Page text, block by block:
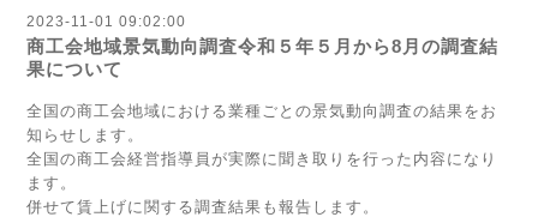
2023-11-01 09:02:00
商工会地域景気動向調査令和５年５月から8月の調査結
果について
全国の商工会地域における業種ごとの景気動向調査の結果をお
知らせします。
全国の商工会経営指導員が実際に聞き取りを行った内容になり
ます。
併せて賃上げに関する調査結果も報告します。